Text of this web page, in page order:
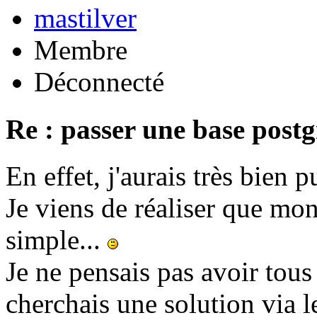
mastilver
Membre
Déconnecté
Re : passer une base
En effet, j'aurais très bien
Je viens de réaliser que
simple...
Je ne pensais pas avoir
cherchais une solution via